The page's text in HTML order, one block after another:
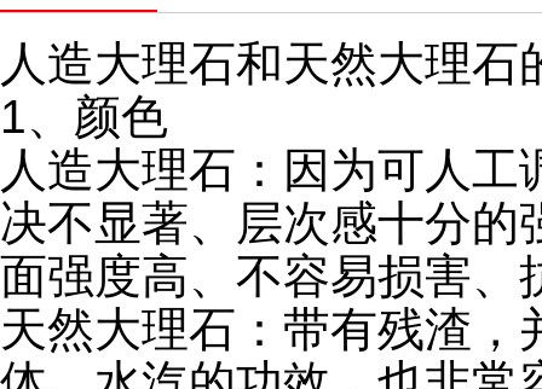
人造大理石和天然大理石
1、颜色
人造大理石：因为可人
决不显著、层次感十分
面强度高、不容易损害、
天然大理石：带有残渣